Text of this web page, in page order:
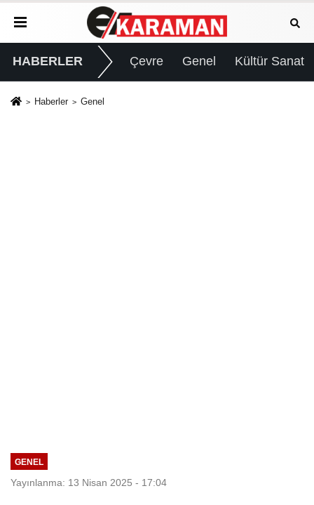
HABERLER Çevre Genel Kültür Sanat
Haberler Genel
GENEL
Yayınlanma: 13 Nisan 2025 - 17:04